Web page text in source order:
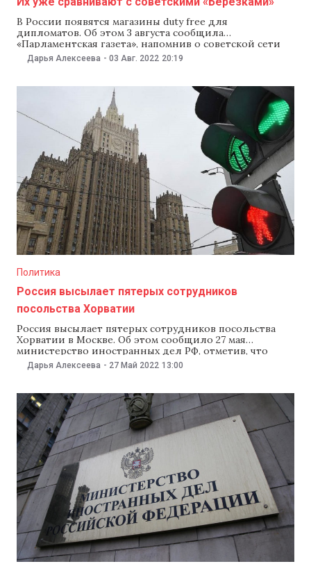
В России появятся магазины duty free для
дипломатов. Об этом 3 августа сообщила
«Парламентская газета», напомнив о советской сети
магазинов «Березка», где товары могли покупать
только иностранцы. По информации издания,
открытии в Москве и Петербурге магазинов
беспошлинной торговли, которые будут обслуживать
дипломатов, консулов и их
Дарья Алексеева - 03 Авг. 2022 20:19
Политика
Россия высылает пятерых сотрудников
посольства Хорватии
Россия высылает пятерых сотрудников посольства
Хорватии в Москве. Об этом сообщило 27 мая
министерство иностранных дел РФ, отметив, что
решение связано с «недружественным сокращением
состава российского посольства в Загребе». В
России Томислава Цара, которому «был выражен
решительный протест в связи с безосновательными
попытками
Дарья Алексеева - 27 Май 2022 13:00